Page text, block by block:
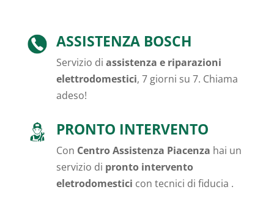
ASSISTENZA BOSCH
Servizio di assistenza e riparazioni
elettrodomestici, 7 giorni su 7. Chiama
adeso!
PRONTO INTERVENTO
Con Centro Assistenza Piacenza hai un
servizio di pronto intervento
eletrodomestici con tecnici di fiducia .